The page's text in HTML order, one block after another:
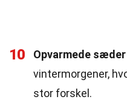
10 Opvarmede
vintermorgener,
stor forskel.